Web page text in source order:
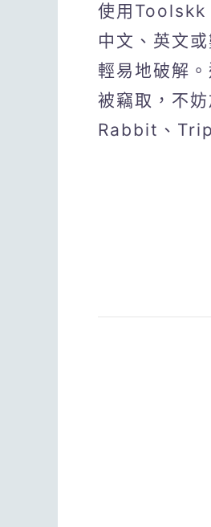
使用
中文、英文
輕易地破解
被竊取，不
Rabbit、